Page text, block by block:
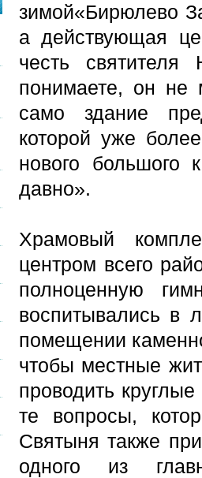
зимой«Бирюлево
а действующая
честь
понимаете, он не
само здание
которой уже
нового большого
давно».
Храмовый
центром всего
полноценную
воспитывались в
помещении
чтобы местные
проводить
те вопросы,
Святыня также
одного из